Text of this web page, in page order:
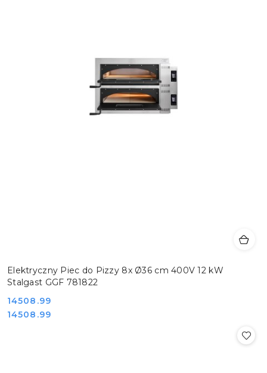
Elektryczny Piec do Pizzy 8x Ø36 cm 400V 12 kW
Stalgast GGF 781822
Cena:
14508.99
Cena:
14508.99